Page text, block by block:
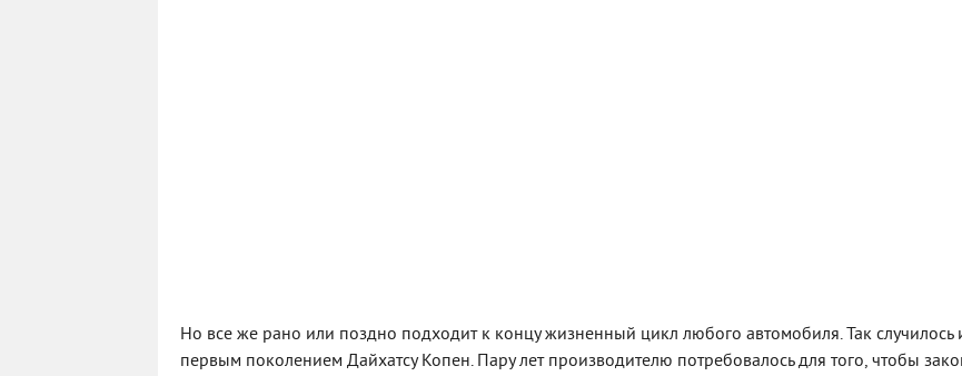
Но все же рано или поздно подходит к концу жизненный цикл любого автомобиля. Так случилось
первым поколением Дайхатсу Копен. Пару лет производителю потребовалось для того, чтобы